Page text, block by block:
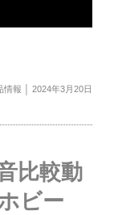
情報 │ 2024年3月20日
比較動
ビー